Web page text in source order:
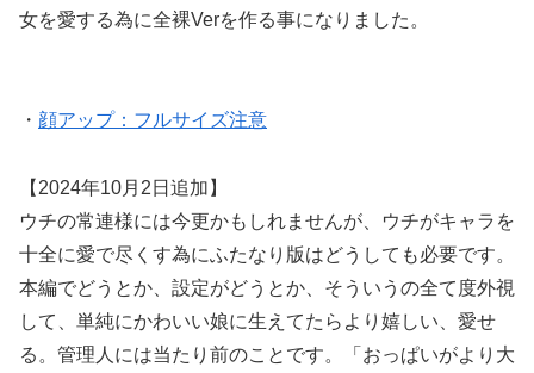
女を愛する為に全裸Verを作る事になりました。
・ 顔アップ：フルサイズ注意
【2024年10月2日追加】
ウチの常連様には今更かもしれませんが、ウチがキャラを
十全に愛で尽くす為にふたなり版はどうしても必要です。
本編でどうとか、設定がどうとか、そういうの全て度外視
して、単純にかわいい娘に生えてたらより嬉しい、愛せ
る。管理人には当たり前のことです。「おっぱいがより大